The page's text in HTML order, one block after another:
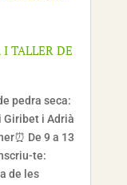
TALLER DE
pedra seca:
Giribet i Adrià
De 9 a 13
te:
de les